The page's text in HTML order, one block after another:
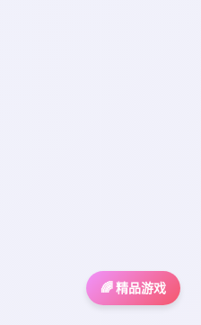
🌈 精品游戏